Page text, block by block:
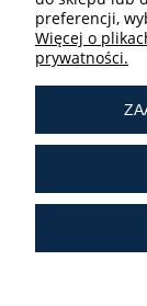
preferencji,
Więcej o
prywatności.